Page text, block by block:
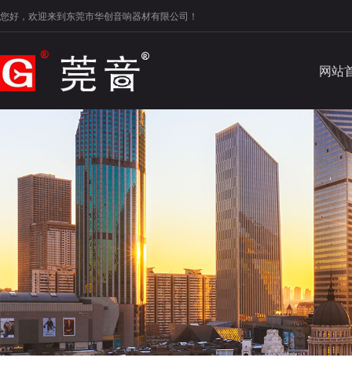
您好，欢迎来到东莞市华创音响器材有限公司！
网站